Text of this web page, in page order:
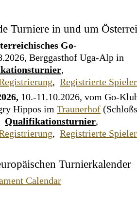
Turniere in und um
Go-
Berggasthof Uga-Alp in
,
, Registrierte
10.-11.10.2026, vom Go-
Hippos im Traunerhof
Qualifikationsturnier,
, Registrierte
Turnierkalender
Calendar